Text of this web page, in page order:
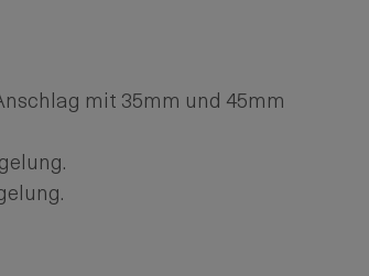
mit 35mm und 45mm